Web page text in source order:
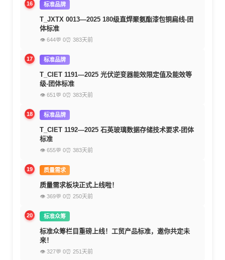
16 标准品牌
T_JXTX 0013—2025 180级直焊聚氨酯漆包铜扁线-团
体标准
👁 644💬 0⏰ 383天前
17 标准品牌
T_CIET 1191—2025 光伏逆变器能效限定值及能效等
级-团体标准
👁 651 💬 0⏰ 383天前
18 标准品牌
T_CIET 1192—2025 石英玻璃数据存储技术要求-团体
标准
👁 655💬 0⏰ 383天前
19 质量需求
质量需求板块正式上线啦！
👁 369💬 0⏰ 250天前
20 标准众筹
标准众筹栏目重磅上线！工贸产品标准，邀你共定未
来！
👁 327💬 0⏰ 251天前